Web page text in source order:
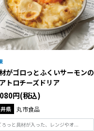
がゴロっとふくいサーモンの
トロチーズドリア
円(税込)
県 丸市食品
ろっと具材が入った、レンジやオ...